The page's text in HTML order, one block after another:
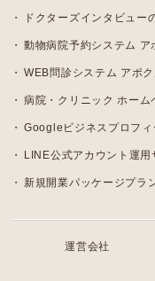
ドクターズインタビュー
動物病院予約システム ア
WEB問診システム アポ
病院・クリニック ホーム
Googleビジネスプロフィ
LINE公式アカウント運用
新規開業パッケージプラ
運営会社